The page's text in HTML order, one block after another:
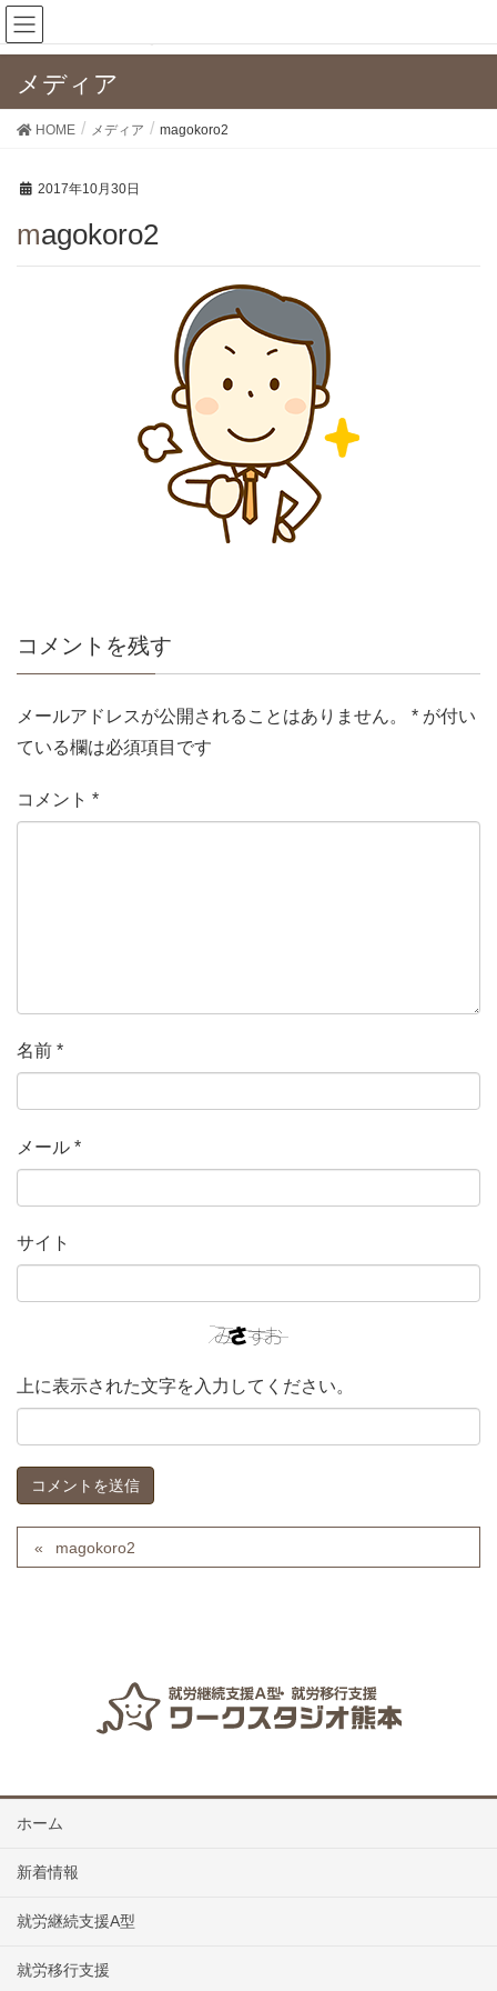
メディア
HOME メディア magokoro2
2017年10月30日
magokoro2
コメントを残す
メールアドレスが公開されることはありません。 * が付い
ている欄は必須項目です
コメント *
名前 *
メール *
サイト
上に表示された文字を入力してください。
magokoro2
ホーム
新着情報
就労継続支援A型
就労移行支援